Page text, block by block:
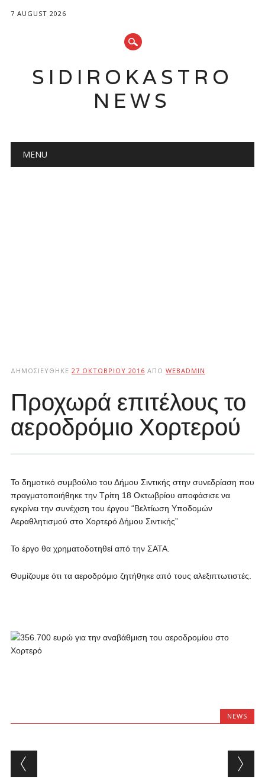
7 AUGUST 2026
SIDIROKASTRO
NEWS
Main menu
MENU
ΔΗΜΟΣΙΕΎΘΗΚΕ 27 ΟΚΤΩΒΡΊΟΥ 2016 ΑΠΌ WEBADMIN
Προχωρά επιτέλους το
αεροδρόμιο Χορτερού
Το δημοτικό συμβούλιο του Δήμου Σιντικής στην συνεδρίαση που
πραγματοποιήθηκε την Τρίτη 18 Οκτωβρίου αποφάσισε να
εγκρίνει την συνέχιση του έργου “Βελτίωση Υποδομών
Αεραθλητισμού στο Χορτερό Δήμου Σιντικής”
Το έργο θα χρηματοδοτηθεί από την ΣΑΤΑ.
Θυμίζουμε ότι τα αεροδρόμιο ζητήθηκε από τους αλεξιπτωτιστές.
NEWS
Post navigation